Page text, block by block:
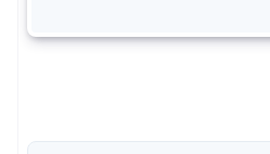
Bulgarien
English